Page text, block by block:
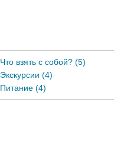
Что взять с собой? (5)
Экскурсии (4)
Питание (4)